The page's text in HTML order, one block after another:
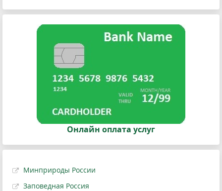
Онлайн оплата услуг
Минприроды России
Заповедная Россия